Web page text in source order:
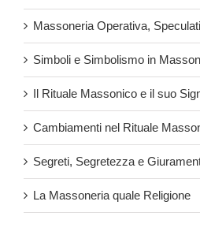
Massoneria Operativa,
Simboli e Simbolismo in
Il Rituale Massonico e il suo
Cambiamenti nel Rituale
Segreti, Segretezza e
La Massoneria quale Religione